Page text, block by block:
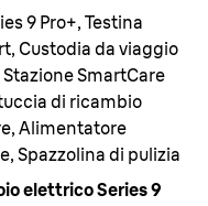
9 Pro+, Testina
Custodia da viaggio
SmartCare
di ricambio
Alimentatore
Spazzolina di pulizia
elettrico Series 9